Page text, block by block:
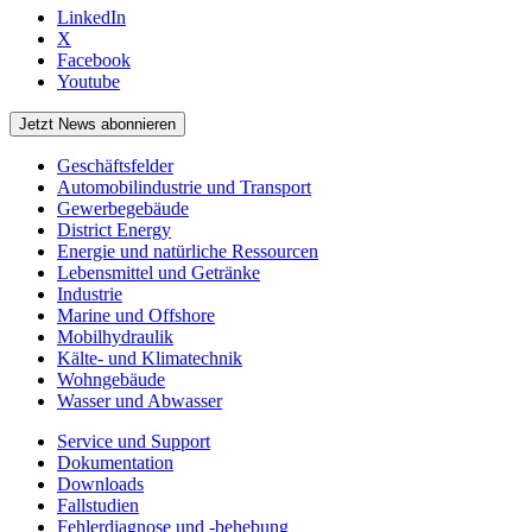
LinkedIn
X
Facebook
Youtube
Jetzt News abonnieren
Geschäftsfelder
Automobilindustrie und Transport
Gewerbegebäude
District Energy
Energie und natürliche Ressourcen
Lebensmittel und Getränke
Industrie
Marine und Offshore
Mobilhydraulik
Kälte- und Klimatechnik
Wohngebäude
Wasser und Abwasser
Service und Support
Dokumentation
Downloads
Fallstudien
Fehlerdiagnose und -behebung